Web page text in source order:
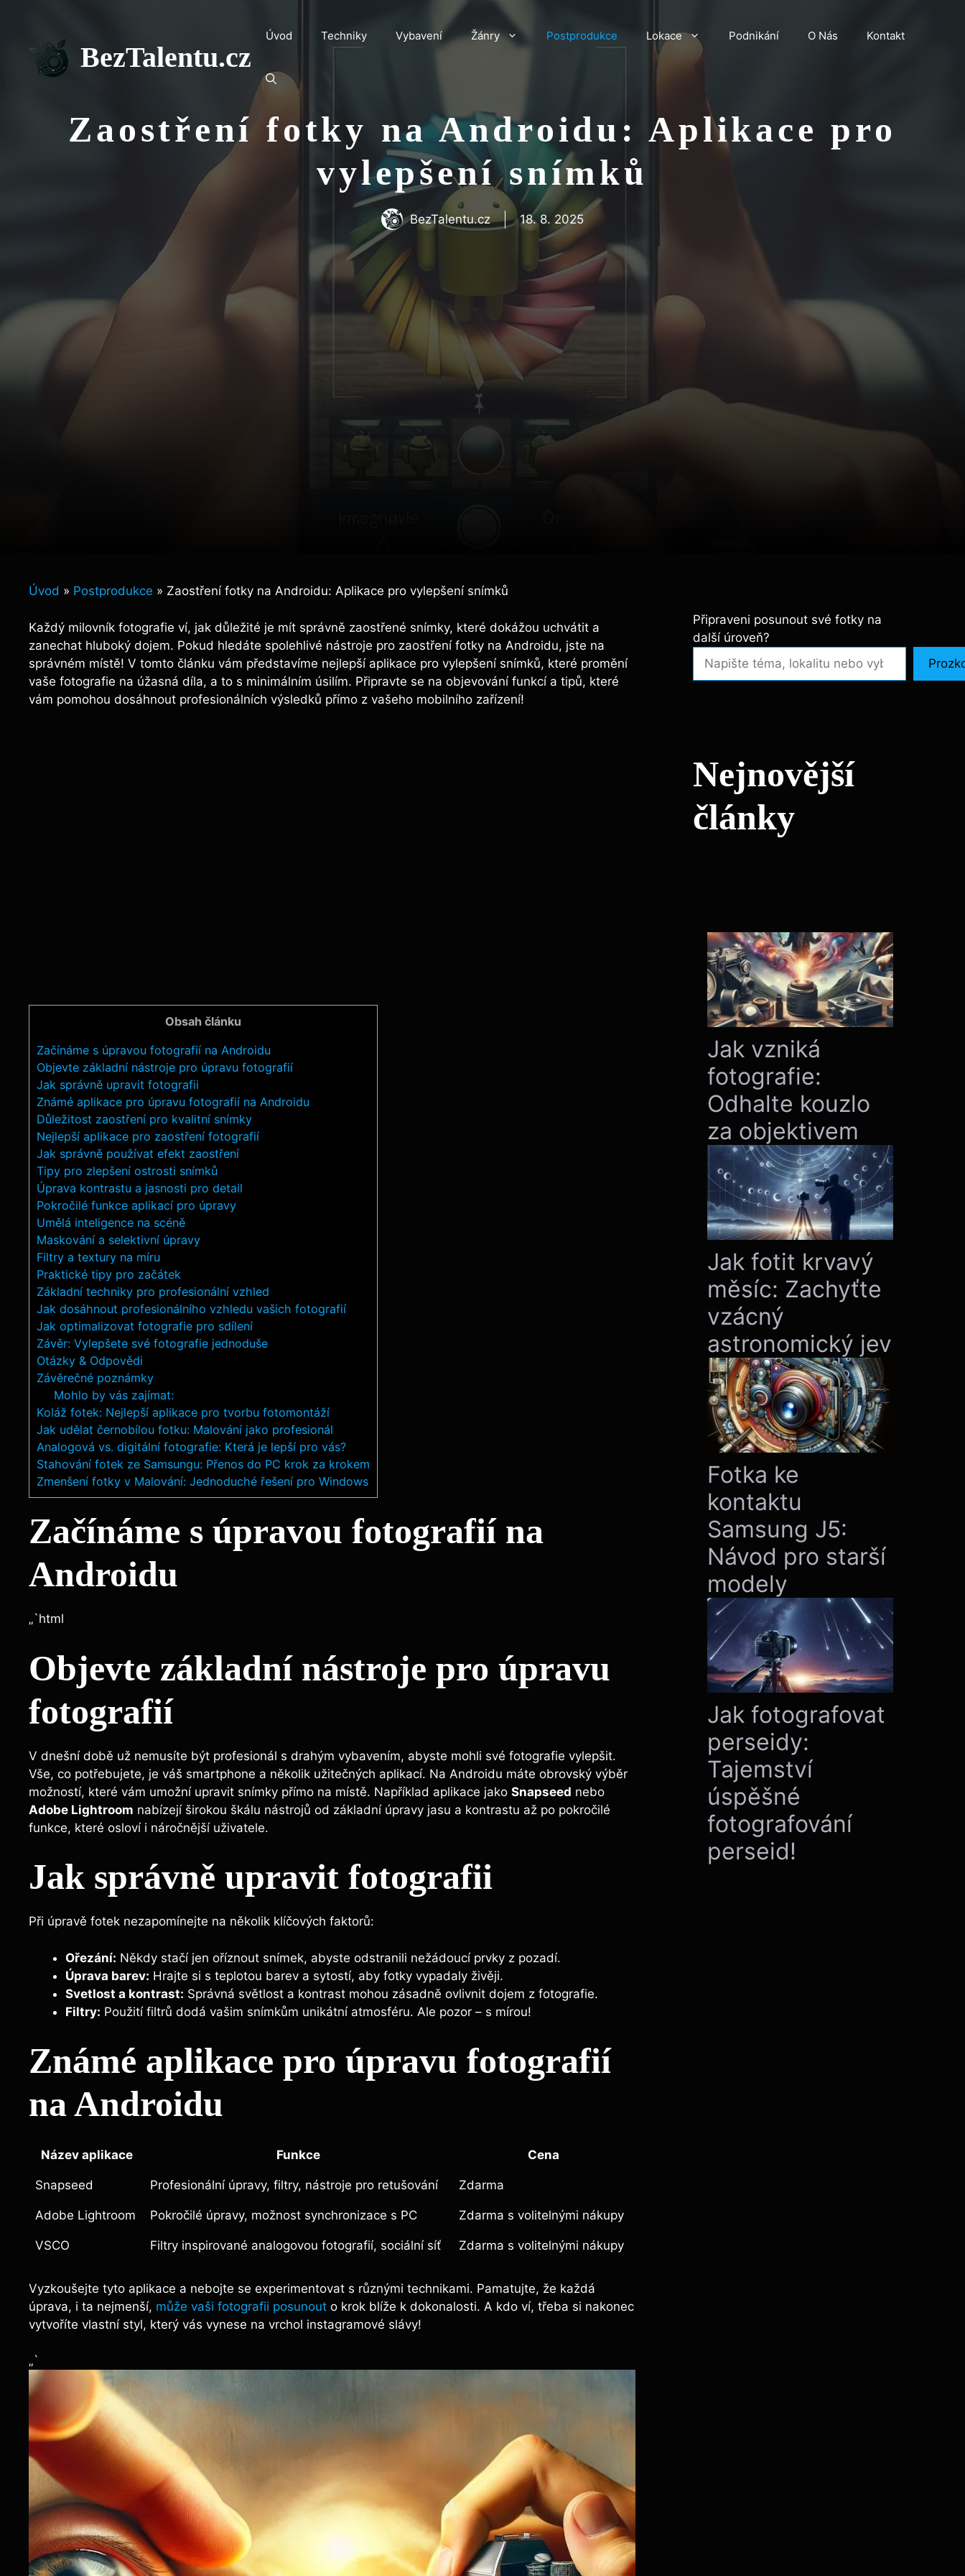
obsah
BezTalentu.cz
Úvod Techniky Vybavení Žánry Postprodukce Lokace Podnikání O Nás Kontakt
Zaostření fotky na Androidu: Aplikace pro
vylepšení snímků
BezTalentu.cz 18. 8. 2025
Úvod » Postprodukce » Zaostření fotky na Androidu: Aplikace pro vylepšení snímků
Každý milovník fotografie ví, jak důležité je mít správně zaostřené snímky, které dokážou uchvátit a
zanechat hluboký dojem. Pokud hledáte spolehlivé nástroje pro zaostření fotky na Androidu, jste na
správném místě! V tomto článku vám představíme nejlepší aplikace pro vylepšení snímků, které promění
vaše fotografie na úžasná díla, a to s minimálním úsilím. Připravte se na objevování funkcí a tipů, které
vám pomohou dosáhnout profesionálních výsledků přímo z vašeho mobilního zařízení!
Obsah článku
Začínáme s úpravou fotografií na Androidu
Objevte základní nástroje pro úpravu fotografií
Jak správně upravit fotografii
Známé aplikace pro úpravu fotografií na Androidu
Důležitost zaostření pro kvalitní snímky
Nejlepší aplikace pro zaostření fotografií
Jak správně používat efekt zaostření
Tipy pro zlepšení ostrosti snímků
Úprava kontrastu a jasnosti pro detail
Pokročilé funkce aplikací pro úpravy
Umělá inteligence na scéně
Maskování a selektivní úpravy
Filtry a textury na míru
Praktické tipy pro začátek
Základní techniky pro profesionální vzhled
Jak dosáhnout profesionálního vzhledu vašich fotografií
Jak optimalizovat fotografie pro sdílení
Závěr: Vylepšete své fotografie jednoduše
Otázky & Odpovědi
Závěrečné poznámky
Mohlo by vás zajímat:
Koláž fotek: Nejlepší aplikace pro tvorbu fotomontáží
Jak udělat černobílou fotku: Malování jako profesionál
Analogová vs. digitální fotografie: Která je lepší pro vás?
Stahování fotek ze Samsungu: Přenos do PC krok za krokem
Zmenšení fotky v Malování: Jednoduché řešení pro Windows
Začínáme s úpravou fotografií na
Androidu
„`html
Objevte základní nástroje pro úpravu
fotografií
V dnešní době už nemusíte být profesionál s drahým vybavením, abyste mohli své fotografie vylepšit.
Vše, co potřebujete, je váš smartphone a několik užitečných aplikací. Na Androidu máte obrovský výběr
možností, které vám umožní upravit snímky přímo na místě. Například aplikace jako Snapseed nebo
Adobe Lightroom nabízejí širokou škálu nástrojů od základní úpravy jasu a kontrastu až po pokročilé
funkce, které osloví i náročnější uživatele.
Jak správně upravit fotografii
Při úpravě fotek nezapomínejte na několik klíčových faktorů:
Ořezání: Někdy stačí jen oříznout snímek, abyste odstranili nežádoucí prvky z pozadí.
Úprava barev: Hrajte si s teplotou barev a sytostí, aby fotky vypadaly živěji.
Svetlost a kontrast: Správná světlost a kontrast mohou zásadně ovlivnit dojem z fotografie.
Filtry: Použití filtrů dodá vašim snímkům unikátní atmosféru. Ale pozor – s mírou!
Známé aplikace pro úpravu fotografií
na Androidu
Název aplikace Funkce Cena
Snapseed Profesionální úpravy, filtry, nástroje pro retušování Zdarma
Adobe Lightroom Pokročilé úpravy, možnost synchronizace s PC Zdarma s volitelnými nákupy
VSCO Filtry inspirované analogovou fotografií, sociální síť Zdarma s volitelnými nákupy
Vyzkoušejte tyto aplikace a nebojte se experimentovat s různými technikami. Pamatujte, že každá
úprava, i ta nejmenší, může vaši fotografii posunout o krok blíže k dokonalosti. A kdo ví, třeba si nakonec
vytvoříte vlastní styl, který vás vynese na vrchol instagramové slávy!
„`
Připraveni posunout své fotky na
další úroveň?
Nejnovější
články
Jak vzniká
fotografie:
Odhalte kouzlo
za objektivem
Jak fotit krvavý
měsíc: Zachyťte
vzácný
astronomický jev
Fotka ke
kontaktu
Samsung J5:
Návod pro starší
modely
Jak fotografovat
perseidy:
Tajemství
úspěšné
fotografování
perseid!